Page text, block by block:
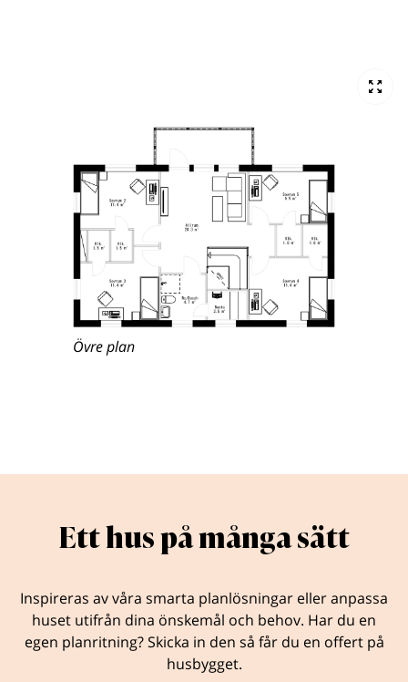
Övre plan
Ett hus på många sätt
Inspireras av våra smarta planlösningar eller anpassa
huset utifrån dina önskemål och behov. Har du en
egen planritning? Skicka in den så får du en offert på
husbygget.